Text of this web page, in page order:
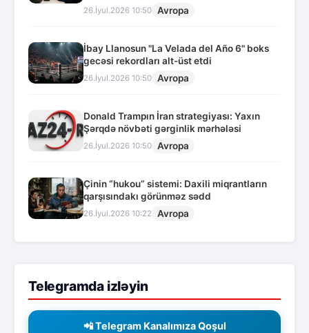
26.İyul.2026 10:50 Avropa
İbay Llanosun "La Velada del Año 6" boks
gecəsi rekordları alt-üst etdi
26.İyul.2026 10:50 Avropa
Donald Trampın İran strategiyası: Yaxın
Şərqdə növbəti gərginlik mərhələsi
26.İyul.2026 10:50 Avropa
Çinin “hukou” sistemi: Daxili miqrantların
qarşısındakı görünməz sədd
26.İyul.2026 10:22 Avropa
Telegramda izləyin
📲 Telegram Kanalımıza Qoşul